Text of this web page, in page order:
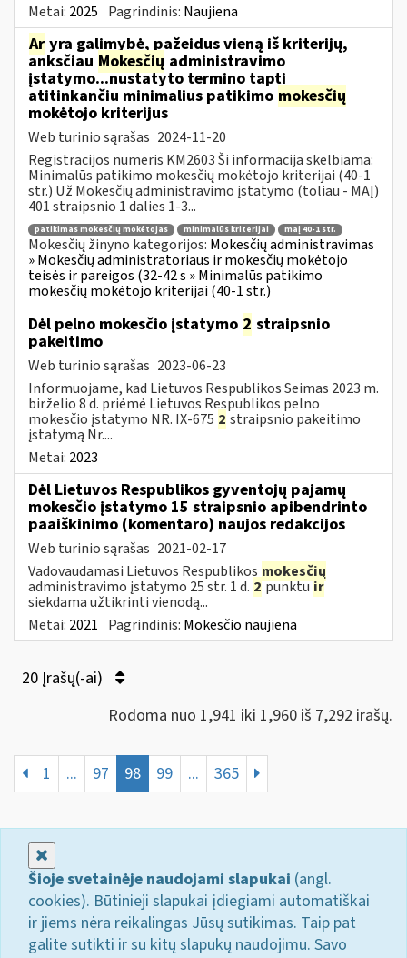
Metai: 2025 Pagrindinis: Naujiena
Ar yra galimybė, pažeidus vieną iš kriterijų,
anksčiau Mokesčių administravimo
įstatymo...nustatyto termino tapti
atitinkančiu minimalius patikimo mokesčių
mokėtojo kriterijus
Web turinio sąrašas 2024-11-20
Registracijos numeris KM2603 Ši informacija skelbiama:
Minimalūs patikimo mokesčių mokėtojo kriterijai (40-1
str.) Už Mokesčių administravimo įstatymo (toliau - MAĮ)
401 straipsnio 1 dalies 1-3...
patikimas mokesčių mokėtojas minimalūs kriterijai maį 40-1 str.
Mokesčių žinyno kategorijos: Mokesčių administravimas
» Mokesčių administratoriaus ir mokesčių mokėtojo
teisės ir pareigos (32-42 s » Minimalūs patikimo
mokesčių mokėtojo kriterijai (40-1 str.)
Dėl pelno mokesčio įstatymo 2 straipsnio
pakeitimo
Web turinio sąrašas 2023-06-23
Informuojame, kad Lietuvos Respublikos Seimas 2023 m.
birželio 8 d. priėmė Lietuvos Respublikos pelno
mokesčio įstatymo NR. IX-675 2 straipsnio pakeitimo
įstatymą Nr....
Metai: 2023
Dėl Lietuvos Respublikos gyventojų pajamų
mokesčio įstatymo 15 straipsnio apibendrinto
paaiškinimo (komentaro) naujos redakcijos
Web turinio sąrašas 2021-02-17
Vadovaudamasi Lietuvos Respublikos mokesčių
administravimo įstatymo 25 str. 1 d. 2punktuir
siekdama užtikrinti vienodą...
Metai: 2021 Pagrindinis: Mokesčio naujiena
20 Įrašų(-ai)
Rodoma nuo 1,941 iki 1,960 iš 7,292 irašų.
1 ... 97 98 99 ... 365
Šioje svetainėje naudojami slapukai (angl.
cookies). Būtinieji slapukai įdiegiami automatiškai
ir jiems nėra reikalingas Jūsų sutikimas. Taip pat
galite sutikti ir su kitų slapukų naudojimu. Savo